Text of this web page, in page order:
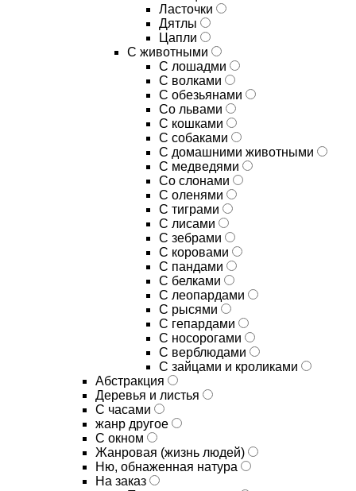
Ласточки
Дятлы
Цапли
С животными
С лошадми
С волками
С обезьянами
Со львами
С кошками
С собаками
С домашними животными
С медведями
Со слонами
С оленями
С тиграми
С лисами
С зебрами
С коровами
С пандами
С белками
С леопардами
С рысями
С гепардами
С носорогами
С верблюдами
С зайцами и кроликами
Абстракция
Деревья и листья
С часами
жанр другое
С окном
Жанровая (жизнь людей)
Ню, обнаженная натура
На заказ